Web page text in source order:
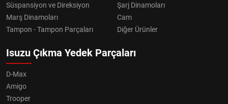
Süspansiyon ve Direksiyon
Şarj Dinamoları
Marş Dinamoları
Cam
Tampon - Tampon Parçaları
Diğer Ürünler
Isuzu Çıkma Yedek Parçaları
D-Max
Amigo
Trooper